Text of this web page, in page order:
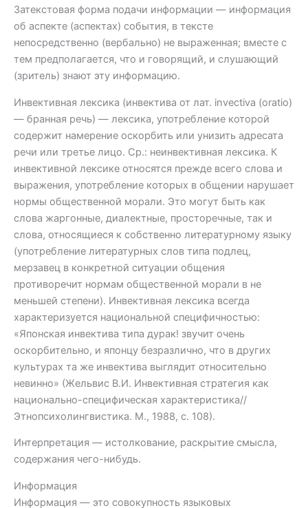
Затекстовая форма подачи информации — информация
об аспекте (аспектах) события, в тексте
непосредственно (вербально) не выраженная; вместе с
тем предполагается, что и говорящий, и слушающий
(зритель) знают эту информацию.
Инвективная лексика (инвектива от лат. invectiva (oratio)
— бранная речь) — лексика, употребление которой
содержит намерение оскорбить или унизить адресата
речи или третье лицо. Ср.: неинвективная лексика. К
инвективной лексике относятся прежде всего слова и
выражения, употребление которых в общении нарушает
нормы общественной морали. Это могут быть как
слова жаргонные, диалектные, просторечные, так и
слова, относящиеся к собственно литературному языку
(употребление литературных слов типа подлец,
мерзавец в конкретной ситуации общения
противоречит нормам общественной морали в не
меньшей степени). Инвективная лексика всегда
характеризуется национальной специфичностью:
«Японская инвектива типа дурак! звучит очень
оскорбительно, и японцу безразлично, что в других
культурах та же инвектива выглядит относительно
невинно» (Жельвис В.И. Инвективная стратегия как
национально-специфическая характеристика//
Этнопсихолингвистика. М., 1988, с. 108).
Интерпретация — истолкование, раскрытие смысла,
содержания чего-нибудь.
Информация
Информация — это совокупность языковых